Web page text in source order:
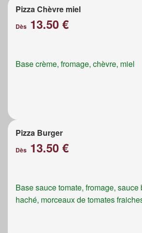
Pizza Chèvre miel
Dès 13.50 €
Base crème, fromage, chèvre, miel
Pizza Burger
Dès 13.50 €
Base sauce tomate, fromage, sauce
haché, morceaux de tomates